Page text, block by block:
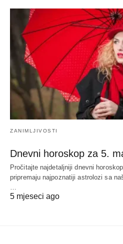
ZANIMLJIVOSTI
Dnevni horoskop za 5.
Pročitajte najdetaljniji dnevni
pripremaju najpoznatiji astrolozi sa
…
5 mjeseci ago